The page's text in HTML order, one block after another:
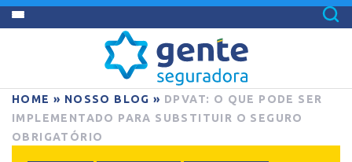
HOME » NOSSO BLOG » DPVAT: O QUE PODE SER
IMPLEMENTADO PARA SUBSTITUIR O SEGURO
OBRIGATÓRIO